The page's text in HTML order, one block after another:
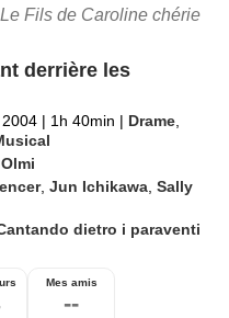
Fils de Caroline chérie
derrière les
| 1h 40min | Drame
,Jun Ichikawa ,Sally
dietro i paraventi
Mes amis
--